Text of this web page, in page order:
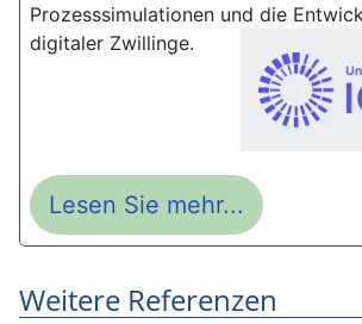
Prozesssimulationen und die
digitaler Zwillinge.
Lesen Sie mehr...
Weitere Referenzen